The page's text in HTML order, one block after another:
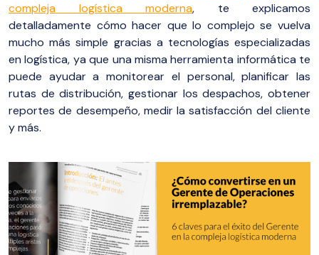
compleja logística moderna, te explicamos
detalladamente cómo hacer que lo complejo se vuelva
mucho más simple gracias a tecnologías especializadas
en logística, ya que una misma herramienta informática te
puede ayudar a monitorear el personal, planificar las
rutas de distribución, gestionar los despachos, obtener
reportes de desempeño, medir la satisfacción del cliente
y más.